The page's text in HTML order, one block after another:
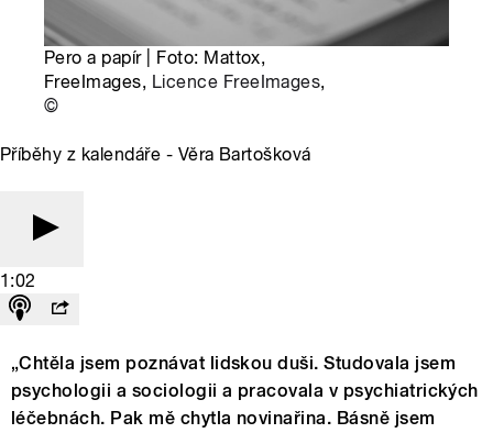
Pero a papír | Foto: Mattox,
FreeImages, Licence FreeImages,
©
Příběhy z kalendáře - Věra Bartošková
1:02
„Chtěla jsem poznávat lidskou duši. Studovala jsem
psychologii a sociologii a pracovala v psychiatrických
léčebnách. Pak mě chytla novinařina. Básně jsem